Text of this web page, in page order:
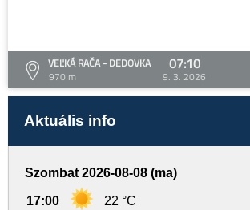
VEĽKÁ RAČA - DEDOVKA
970 m
07:10
9. 3. 2026
Aktuális info
Szombat 2026-08-08 (ma)
17:00 22 °C